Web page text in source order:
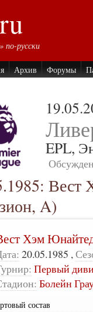
по-русски
Архив Форумы
EPL,
A)
Хэм
20.05.1985 ,
Первый
Болейн
состав